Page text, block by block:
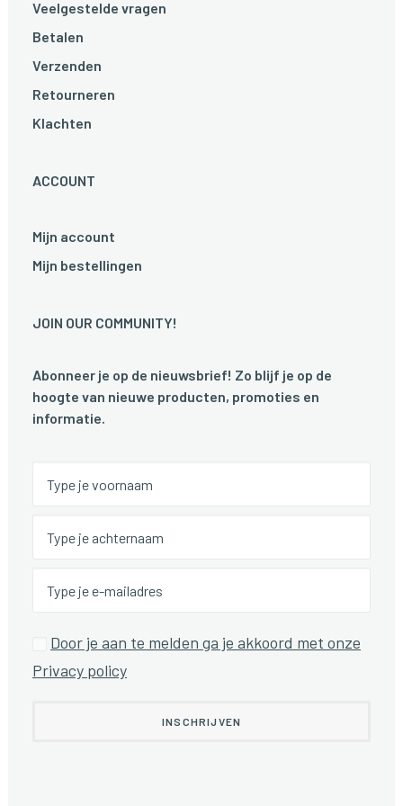
Veelgestelde vragen
Betalen
Verzenden
Retourneren
Klachten
ACCOUNT
Mijn account
Mijn bestellingen
JOIN OUR COMMUNITY!
Abonneer je op de nieuwsbrief! Zo blijf je op de
hoogte van nieuwe producten, promoties en
informatie.
Door je aan te melden ga je akkoord met onze
Privacy policy